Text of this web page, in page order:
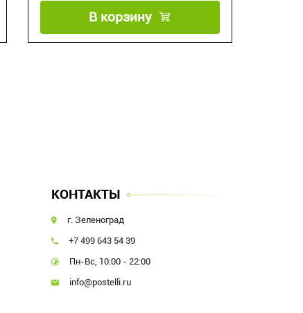
В корзину
КОНТАКТЫ
г. Зеленоград
+7 499 643 54 39
Пн-Вс, 10:00 - 22:00
info@postelli.ru